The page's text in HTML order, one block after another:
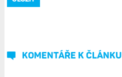
KOMENTÁŘE K ČLÁNKU